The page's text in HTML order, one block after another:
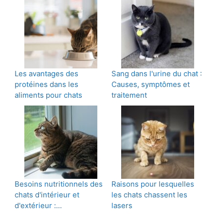
Les avantages des
protéines dans les
aliments pour chats
Sang dans l'urine du chat :
Causes, symptômes et
traitement
Besoins nutritionnels des
chats d'intérieur et
d'extérieur :…
Raisons pour lesquelles
les chats chassent les
lasers